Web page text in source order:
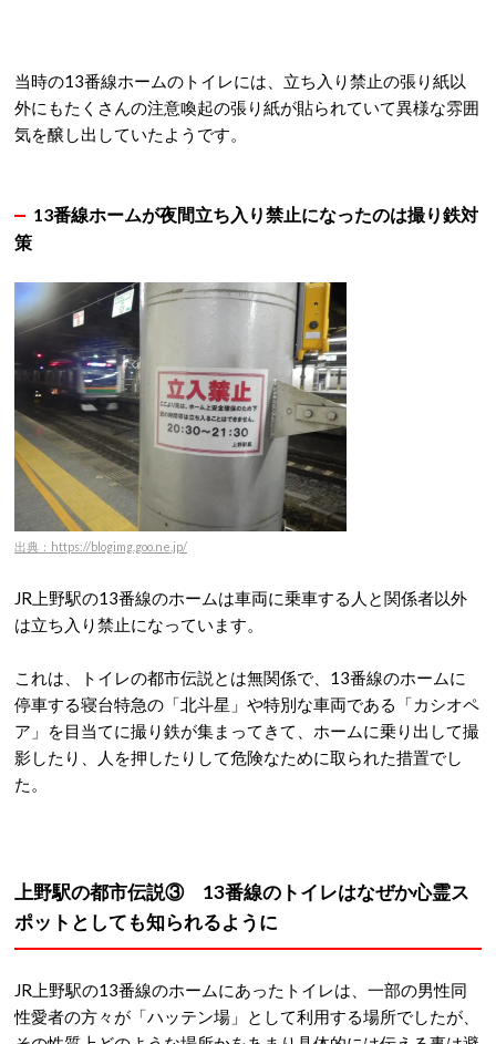
当時の13番線ホームのトイレには、立ち入り禁止の張り紙以
外にもたくさんの注意喚起の張り紙が貼られていて異様な雰囲
気を醸し出していたようです。
13番線ホームが夜間立ち入り禁止になったのは撮り鉄対
策
出典：https://blogimg.goo.ne.jp/
JR上野駅の13番線のホームは車両に乗車する人と関係者以外
は立ち入り禁止になっています。
これは、トイレの都市伝説とは無関係で、13番線のホームに
停車する寝台特急の「北斗星」や特別な車両である「カシオペ
ア」を目当てに撮り鉄が集まってきて、ホームに乗り出して撮
影したり、人を押したりして危険なために取られた措置でし
た。
上野駅の都市伝説③ 13番線のトイレはなぜか心霊ス
ポットとしても知られるように
JR上野駅の13番線のホームにあったトイレは、一部の男性同
性愛者の方々が「ハッテン場」として利用する場所でしたが、